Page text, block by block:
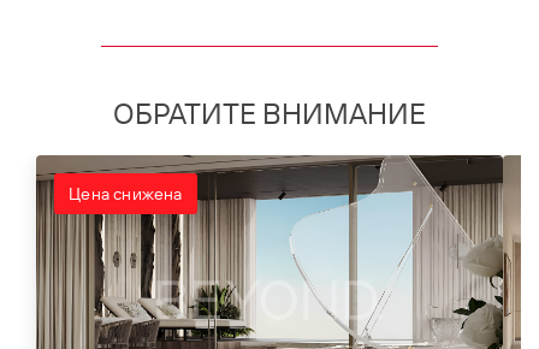
ОБРАТИТЕ ВНИМАНИЕ
Цена снижена